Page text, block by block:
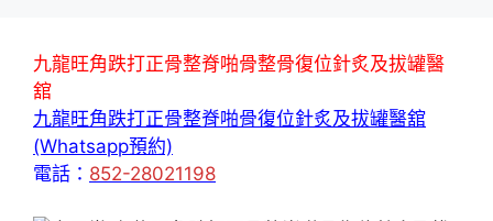
九龍旺角跌打正骨整脊啪骨整骨復位針炙及拔罐醫
舘
九龍旺角跌打正骨整脊啪骨復位針炙及拔罐醫舘
(Whatsapp預約)
電話： 852-28021198